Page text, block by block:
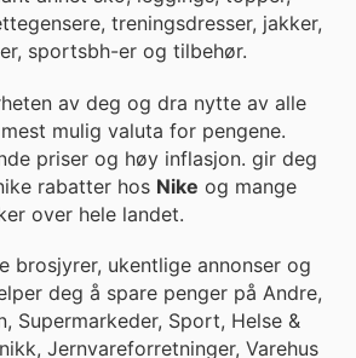
treningsdresser, jakker,
sportsbh-er og tilbehør.
av deg og dra nytte av alle
mulig valuta for pengene.
og høy inflasjon. gir deg
rabatter hos Nike og mange
over hele landet.
brosjyrer, ukentlige annonser og
deg å spare penger på Andre,
Supermarkeder, Sport, Helse &
Jernvareforretninger, Varehus